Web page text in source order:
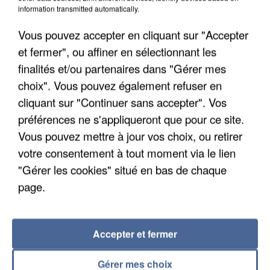
LES DONNÉES DE 300 000 CLIENTS DÉROBÉES À
INTERMARCHÉ APRÈS UNE...
information transmitted automatically.
Vous pouvez accepter en cliquant sur "Accepter
et fermer", ou affiner en sélectionnant les
finalités et/ou partenaires dans "Gérer mes
choix". Vous pouvez également refuser en
cliquant sur "Continuer sans accepter". Vos
préférences ne s'appliqueront que pour ce site.
Vous pouvez mettre à jour vos choix, ou retirer
votre consentement à tout moment via le lien
"Gérer les cookies" situé en bas de chaque
page.
Gérer mes choix
Accepter et fermer